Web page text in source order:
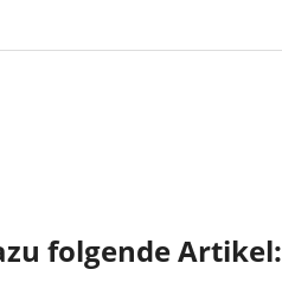
folgende Artikel: